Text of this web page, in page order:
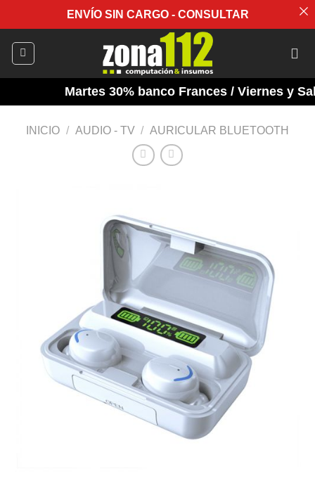
ENVÍO SIN CARGO - CONSULTAR
Martes 30% banco Frances / Viernes y
INICIO / AUDIO - TV / AURICULAR BLUETOOTH